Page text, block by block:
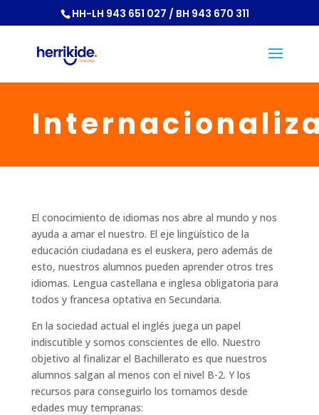
HH-LH 943 651 027 / BH 943 670 311
El conocimiento de idiomas nos abre al mundo y nos
ayuda a amar el nuestro. El eje lingüístico de la
educación ciudadana es el euskera, pero además de
esto, nuestros alumnos pueden aprender otros tres
idiomas. Lengua castellana e inglesa obligatoria para
todos y francesa optativa en Secundaria.
En la sociedad actual el inglés juega un papel
indiscutible y somos conscientes de ello. Nuestro
objetivo al finalizar el Bachillerato es que nuestros
alumnos salgan al menos con el nivel B-2. Y los
recursos para conseguirlo los tomamos desde
edades muy tempranas: